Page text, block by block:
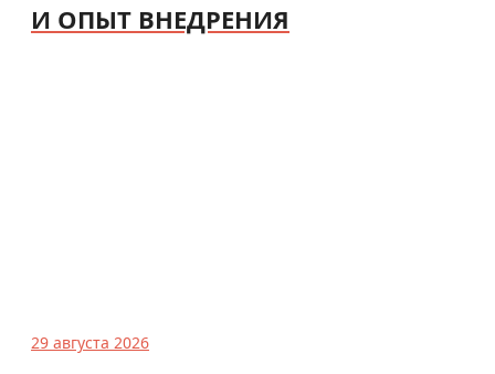
И ОПЫТ ВНЕДРЕНИЯ
29 августа 2026